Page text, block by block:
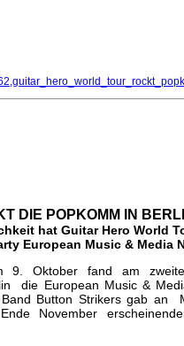
DIE POPKOMM IN
hat Guitar Hero World
European Music & Media
9. Oktober fand am
die European Music &
Button Strikers gab an
November